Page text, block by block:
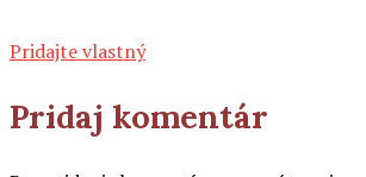
Pridajte vlastný
Pridaj komentár